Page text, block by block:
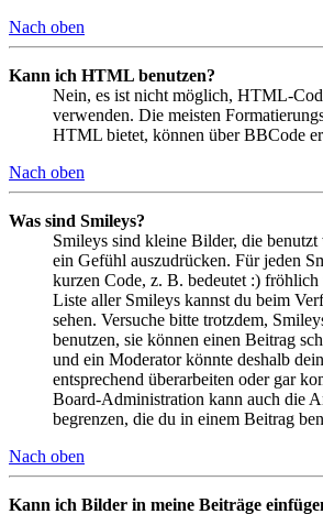
Nach oben
Kann ich HTML benutzen?
Nein, es ist nicht möglich, HTML-
verwenden. Die meisten
HTML bietet, können über BBCode
Nach oben
Was sind Smileys?
Smileys sind kleine Bilder, die
ein Gefühl auszudrücken. Für jeden
kurzen Code, z. B. bedeutet :)
Liste aller Smileys kannst du beim
sehen. Versuche bitte trotzdem,
benutzen, sie können einen Beitrag
und ein Moderator könnte deshalb
entsprechend überarbeiten oder gar
Board-Administration kann auch die
begrenzen, die du in einem Beitrag
Nach oben
Kann ich Bilder in meine Beiträge